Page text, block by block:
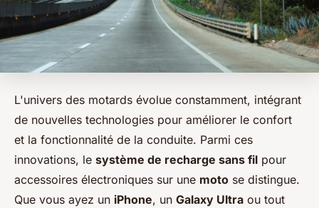
L'univers des motards évolue constamment, intégrant
de nouvelles technologies pour améliorer le confort
et la fonctionnalité de la conduite. Parmi ces
innovations, le système de recharge sans fil pour
accessoires électroniques sur une moto se distingue.
Que vous ayez un iPhone, un Galaxy Ultra ou tout